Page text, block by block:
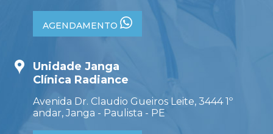
AGENDAMENTO
Unidade Janga
Clínica Radiance
Avenida Dr. Claudio Gueiros Leite, 3444 1º
andar, Janga - Paulista - PE